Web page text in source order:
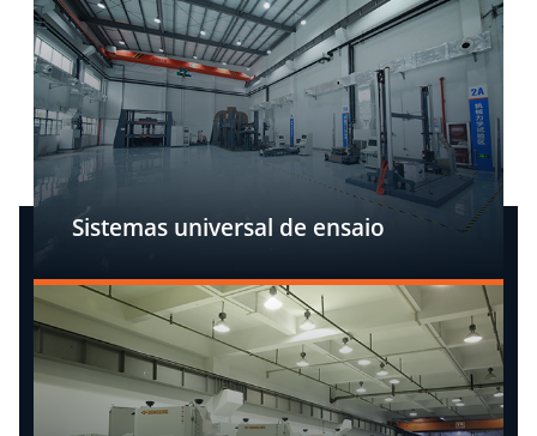
Sistemas universal de ensaio